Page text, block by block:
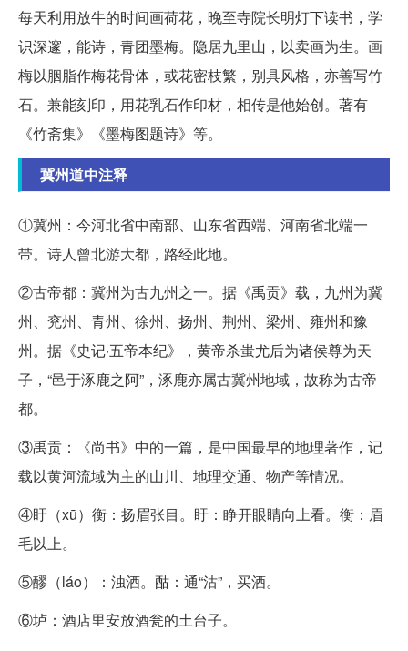
每天利用放牛的时间画荷花，晚至寺院长明灯下读书，学
识深邃，能诗，青团墨梅。隐居九里山，以卖画为生。画
梅以胭脂作梅花骨体，或花密枝繁，别具风格，亦善写竹
石。兼能刻印，用花乳石作印材，相传是他始创。著有
《竹斋集》《墨梅图题诗》等。
冀州道中注释
①冀州：今河北省中南部、山东省西端、河南省北端一
带。诗人曾北游大都，路经此地。
②古帝都：冀州为古九州之一。据《禹贡》载，九州为冀
州、兖州、青州、徐州、扬州、荆州、梁州、雍州和豫
州。据《史记·五帝本纪》，黄帝杀蚩尤后为诸侯尊为天
子，“邑于涿鹿之阿”，涿鹿亦属古冀州地域，故称为古帝
都。
③禹贡：《尚书》中的一篇，是中国最早的地理著作，记
载以黄河流域为主的山川、地理交通、物产等情况。
④盱（xū）衡：扬眉张目。盱：睁开眼睛向上看。衡：眉
毛以上。
⑤醪（láo）：浊酒。酤：通“沽”，买酒。
⑥垆：酒店里安放酒瓮的土台子。